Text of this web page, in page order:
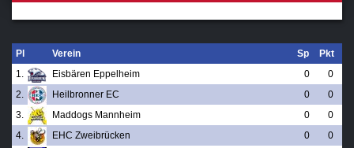
Pl Verein Sp
Pkt
1.
Eisbären Eppelheim 0
0
2.
Heilbronner EC 0
0
3.
Maddogs Mannheim 0
0
4.
EHC Zweibrücken 0
0